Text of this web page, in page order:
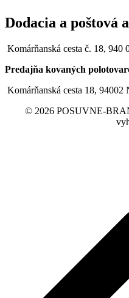
Dodacia a poštová
Komárňanská cesta č. 18, 940
Predajňa kovaných
Komárňanská cesta 18, 94002
© 2026 POSUVNE-